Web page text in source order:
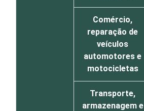
Comércio,
reparação de
veículos
automotores e
motocicletas
Transporte,
armazenagem e